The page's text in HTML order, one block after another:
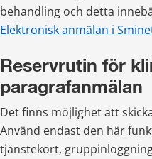
behandling och detta
Elektronisk anmälan i
Reservrutin för
paragrafanmälan
Det finns möjlighet att
Använd endast den här
tjänste­kort,